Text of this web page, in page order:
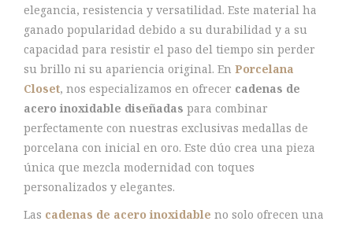
elegancia, resistencia y versatilidad. Este material ha
ganado popularidad debido a su durabilidad y a su
capacidad para resistir el paso del tiempo sin perder
su brillo ni su apariencia original. En Porcelana
Closet, nos especializamos en ofrecer cadenas de
acero inoxidable diseñadas para combinar
perfectamente con nuestras exclusivas medallas de
porcelana con inicial en oro. Este dúo crea una pieza
única que mezcla modernidad con toques
personalizados y elegantes.
Las cadenas de acero inoxidable no solo ofrecen una